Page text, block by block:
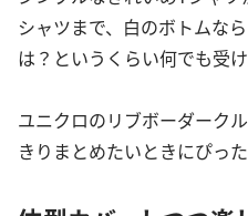
シャツまで、白のボトムな
は？というくらい何でも受け
ユニクロのリブボーダーク
きりまとめたいときにぴった